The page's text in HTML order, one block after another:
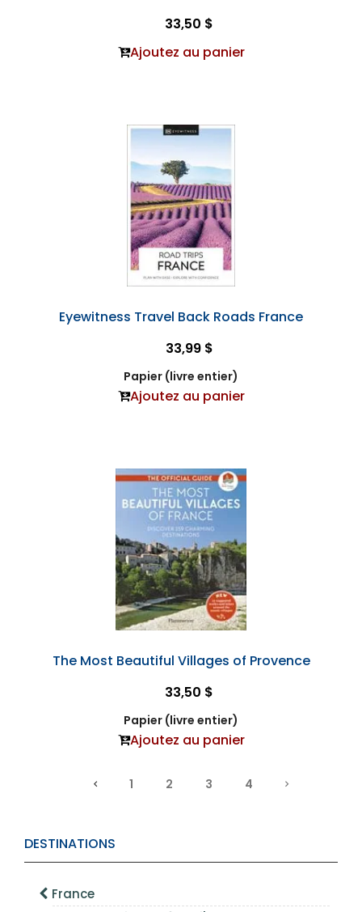
DESTINATIONS
France
33,50 $
Ajoutez au panier
Eyewitness Travel Back Roads France
33,99 $
Papier (livre entier)
Ajoutez au panier
The Most Beautiful Villages of Provence
33,50 $
Papier (livre entier)
Ajoutez au panier
1 2 3 4